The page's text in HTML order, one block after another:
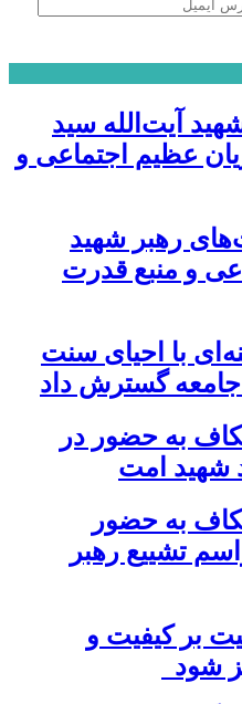
آیت‌الله سید
عظیم اجتماعی و
رهبر شهید
و منبع قدرت
با احیای سنت
جامعه گسترش داد
به حضور در
شهید امت
به حضور
تشییع رهبر
بر کیفیت و
شود